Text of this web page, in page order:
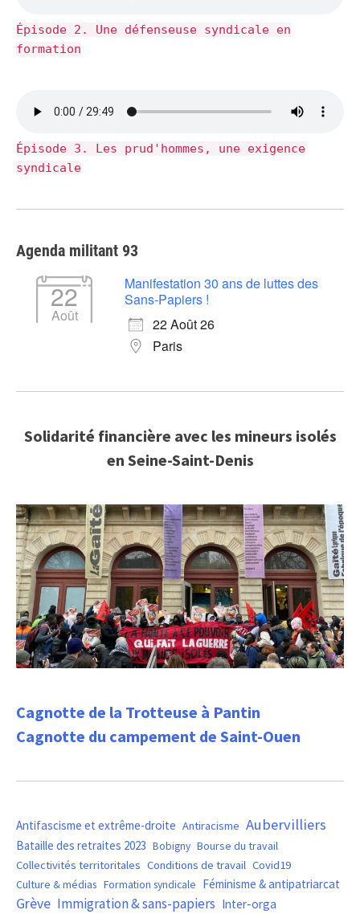
Épisode 2. Une défenseuse syndicale en
formation
Épisode 3. Les prud'hommes, une exigence
syndicale
Agenda militant 93
22
Août
Manifestation 30 ans de luttes des
Sans-Papiers !
22 Août 26
Paris
Solidarité financière avec les mineurs isolés
en Seine-Saint-Denis
Cagnotte de la Trotteuse à Pantin
Cagnotte du campement de Saint-Ouen
Antifascisme et extrême-droite Antiracisme Aubervilliers
Bataille des retraites 2023 Bobigny Bourse du travail
Collectivités territoritales Conditions de travail Covid19
Culture & médias Formation syndicale Féminisme & antipatriarcat
Grève Immigration & sans-papiers Inter-orga